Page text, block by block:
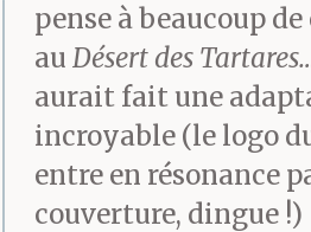
pense à beaucoup de
au Désert des
aurait fait une
incroyable (le logo
entre en résonance
couverture, dingue !)